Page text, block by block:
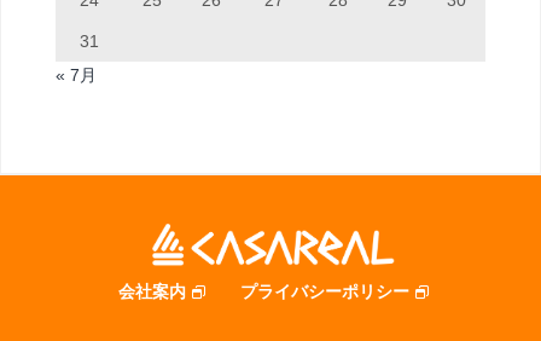
31
« 7月
会社案内 プライバシーポリシー